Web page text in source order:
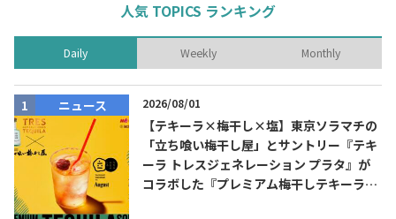
トピックス一覧
Topics List
お問合せ
Contact
バー＆レストラン
Bar & Restaurant
人気 TOPICS ランキング
Daily Weekly Monthly
ニュース 2026/08/01
【テキーラ×梅干し×塩】東京ソラマチの
「立ち喰い梅干し屋」とサントリー『テキ
ーラ トレスジェネレーション プラタ』が
コラボした『プレミアム梅干しテキーラソ